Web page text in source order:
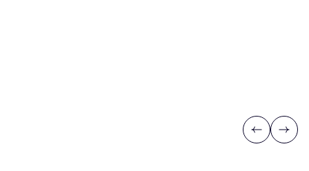
Previous
Next